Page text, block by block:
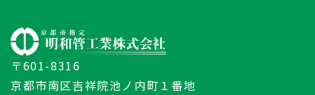
〒601-8316
京都市南区吉祥院池ノ内町１番地